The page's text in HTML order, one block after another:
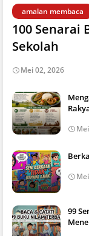
amalan membaca
100 Senarai
Sekolah
Mei 02, 2026
99